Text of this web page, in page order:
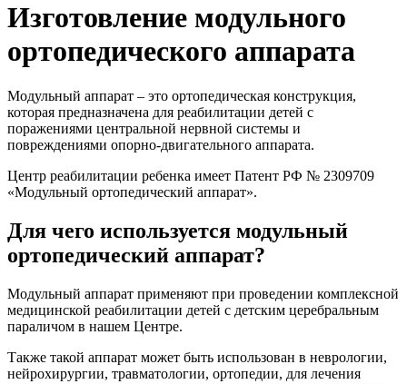
Изготовление модульного
ортопедического аппарата
Модульный аппарат – это ортопедическая конструкция,
которая предназначена для реабилитации детей с
поражениями центральной нервной системы и
повреждениями опорно-двигательного аппарата.
Центр реабилитации ребенка имеет Патент РФ № 2309709
«Модульный ортопедический аппарат».
Для чего используется модульный
ортопедический аппарат?
Модульный аппарат применяют при проведении комплексной
медицинской реабилитации детей с детским церебральным
параличом в нашем Центре.
Также такой аппарат может быть использован в неврологии,
нейрохирургии, травматологии, ортопедии, для лечения